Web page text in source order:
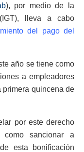
), por medio de la
lleva a cabo
del pago del
año se tiene como
a empleadores
quincena de
por este derecho
sancionar a
esta bonificación